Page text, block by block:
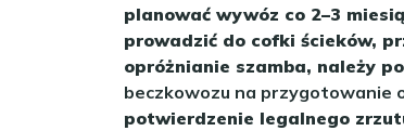
planować wywóz co 2–3
prowadzić do cofki ścieków,
opróżnianie szamba, należy
beczkowozu na przygotowanie
potwierdzenie legalnego